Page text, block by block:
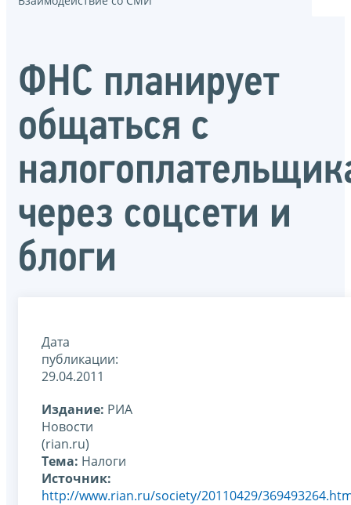
ФНС планирует
общаться с
через соцсети и
блоги
Дата
публикации:
29.04.2011
Издание: РИА
Новости
(rian.ru)
Тема: Налоги
Источник:
http://www.rian.ru/society/20110429/